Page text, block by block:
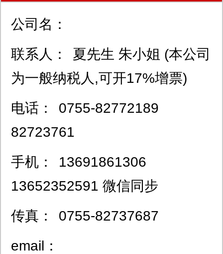
公司名：
联系人：
夏先生 朱小姐 (本公司
为一般纳税人,可开17%增票)
电话：
0755-82772189
82723761
手机：
13691861306
13652352591 微信同步
传真：
0755-82737687
email：